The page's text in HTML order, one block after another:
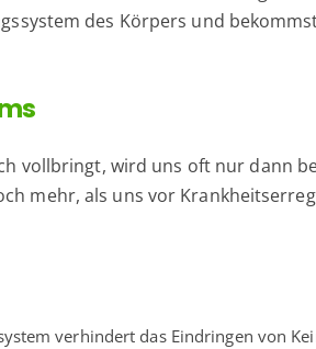
des Körpers und
vollbringt, wird uns oft nur dann
mehr, als uns vor
verhindert das Eindringen von